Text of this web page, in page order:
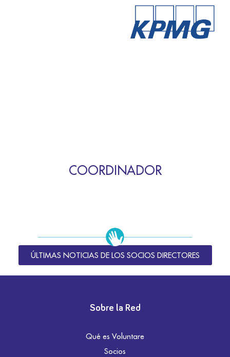
COORDINADOR
ÚLTIMAS NOTICIAS DE LOS SOCIOS DIRECTORES
Sobre la Red
Qué es Voluntare
Socios